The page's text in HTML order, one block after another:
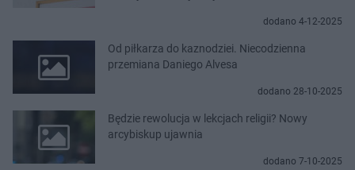
dodano 4-12-2025
Od piłkarza do kaznodziei. Niecodzienna
przemiana Daniego Alvesa
dodano 28-10-2025
Będzie rewolucja w lekcjach religii? Nowy
arcybiskup ujawnia
dodano 7-10-2025